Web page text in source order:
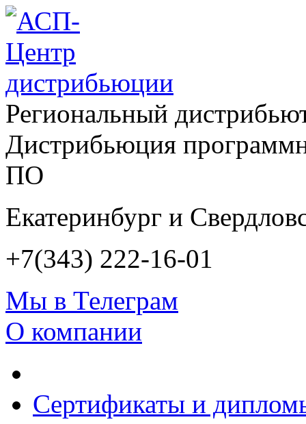
Региональный
Дистрибьюция
ПО
Екатеринбург и
+7(343) 222-16-01
Мы в Телеграм
О компании
Сертификаты и